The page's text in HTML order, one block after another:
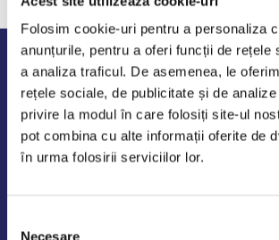
Folosim cookie-uri pentru a personaliza
anunțurile, pentru a oferi funcții de rețele
a analiza traficul. De asemenea, le
rețele sociale, de publicitate și de
privire la modul în care folosiți site-ul
pot combina cu alte informații oferite de
în urma folosirii serviciilor lor.
Necesare
Program de lucru
Luni - Vineri: 09:00-18:00
Sambata - Duminica: 10:00-14:00